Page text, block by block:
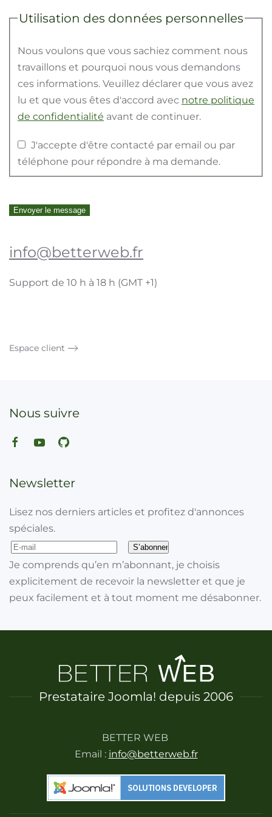
Utilisation des données personnelles
Nous voulons que vous sachiez comment nous
travaillons et pourquoi nous vous demandons
ces informations. Veuillez déclarer que vous avez
lu et que vous êtes d'accord avec notre politique
de confidentialité avant de continuer.
J'accepte d'être contacté par email ou par
téléphone pour répondre à ma demande.
Envoyer le message
info@betterweb.fr
Support de 10 h à 18 h (GMT +1)
Espace client
Nous suivre
Newsletter
Lisez nos derniers articles et profitez d'annonces
spéciales.
Je comprends qu’en m’abonnant, je choisis
explicitement de recevoir la newsletter et que je
peux facilement et à tout moment me désabonner.
Prestataire Joomla! depuis 2006
BETTER WEB
Email : info@betterweb.fr